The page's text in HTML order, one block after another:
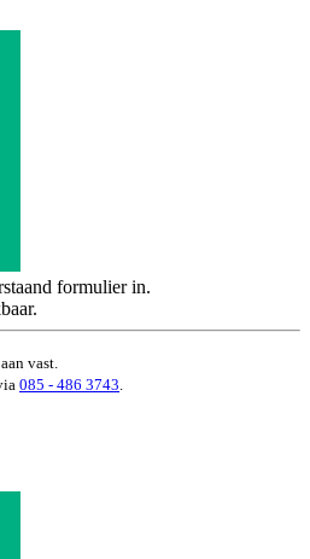
formulier in.
vast.
085 - 486 3743.